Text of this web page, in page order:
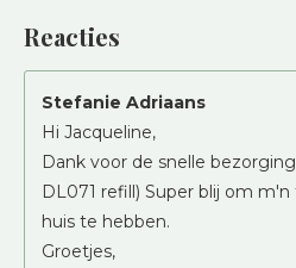
Reacties
Stefanie Adriaans
Hi Jacqueline,
Dank voor de snelle
DL071 refill) Super blij om
huis te hebben.
Groetjes,